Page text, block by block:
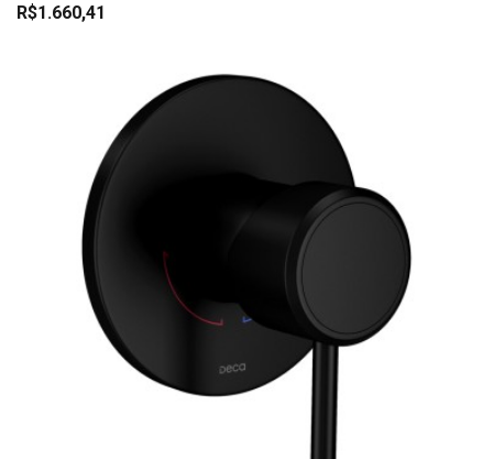
R$1.660,41